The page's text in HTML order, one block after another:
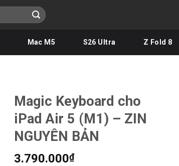
Mac M5 S26 Ultra Z Fold 8
Magic Keyboard cho
iPad Air 5 (M1) – ZIN
NGUYÊN BẢN
3.790.000₫